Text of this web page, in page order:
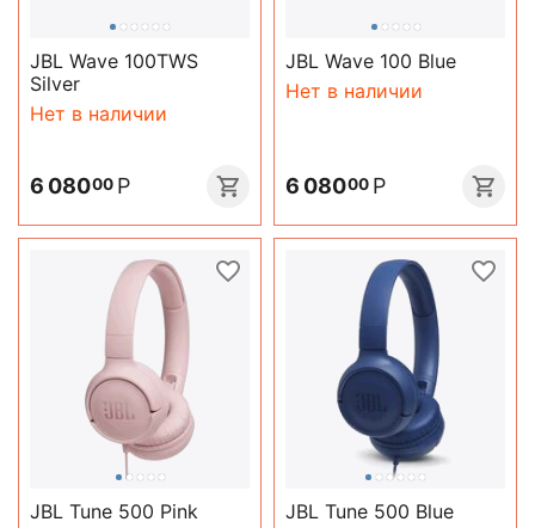
JBL Wave 100TWS
Silver
Нет в наличии
6 08000 Р
JBL Wave 100 Blue
Нет в наличии
6 08000 Р
JBL Tune 500 Pink
JBL Tune 500 Blue